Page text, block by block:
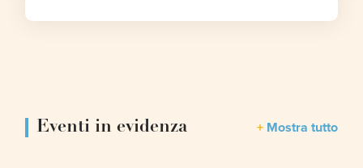
Eventi in evidenza Mostra tutto